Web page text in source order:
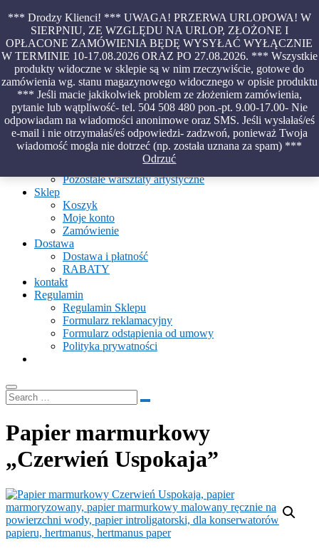
*** Drodzy Klienci! *** UWAGA! PRZERWA URLOPOWA! W
SIERPNIU, ZE WZGLĘDU NA URLOP, ZŁOŻONE I
OPŁACONE ZAMÓWIENIA BĘDĘ WYSYŁAĆ WYŁĄCZNIE
W TERMINIE 10-17.08.2026 ORAZ PO 27.08.2026. *** Wszystkie
produkty widoczne w sklepie są w nim rzeczywiście, gotowe do
zamówienia wg. stanu magazynowego widocznego w opisie produktu
*** Jeśli macie jakikolwiek problem ze złożeniem zamówienia,
pytanie lub wątpliwość- tel. 504 508 480 pon.-pt. 9.00-17.00- Nie
odpowiadam na wiadomości anonimowe oraz SMS. Jeśli wysłałaś/eś
e-mail i nie otrzymałaś/eś odpowiedzi- zadzwoń, ponieważ Twoja
wiadomość mogła nie dotrzeć (np. została uznana za spam) ***
Odrzuć
Skip
content
Piękno malowane na wodzie – papiery marmurkowe – materiały
introligatorskie – oprawy – etui – pudełka
Aktualności
O Pracowni
Ebru
Warsztaty
Warsztaty malowania na wodzie
Pozostałe warsztaty artystyczne
Sklep
Koszyk
Moje konto
Zamówienie
Dostawa
Dostawa i płatność
RABATY
kontakt
Regulamin
Regulamin Sklepu
Formularz reklamacyjny
Formularz odstąpienia od umowy
Polityka prywatności
Papier marmurkowy
„Czerwień Uspokaja”